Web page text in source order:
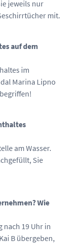
jeweils nur
mit.
auf dem
im
Marina Lipno
am Wasser.
Sie
Wie
nach 19 Uhr in
B übergeben,